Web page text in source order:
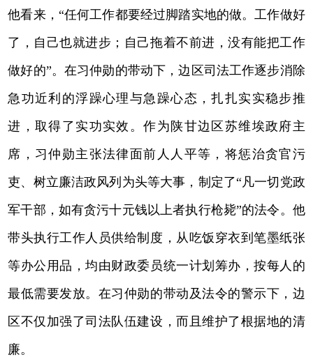
他看来，“任何工作都要经过脚踏实地的做。工作做好
了，自己也就进步；自己拖着不前进，没有能把工作
做好的”。在习仲勋的带动下，边区司法工作逐步消除
急功近利的浮躁心理与急躁心态，扎扎实实稳步推
进，取得了实功实效。作为陕甘边区苏维埃政府主
席，习仲勋主张法律面前人人平等，将惩治贪官污
吏、树立廉洁政风列为头等大事，制定了“凡一切党政
军干部，如有贪污十元钱以上者执行枪毙”的法令。他
带头执行工作人员供给制度，从吃饭穿衣到笔墨纸张
等办公用品，均由财政委员统一计划筹办，按每人的
最低需要发放。在习仲勋的带动及法令的警示下，边
区不仅加强了司法队伍建设，而且维护了根据地的清
廉。